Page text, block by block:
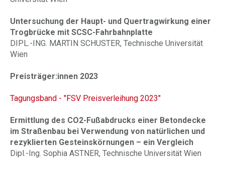
Untersuchung der Haupt- und Quertragwirkung einer
Trogbrücke mit SCSC-Fahrbahnplatte
DIPL.-ING. MARTIN SCHUSTER, Technische Universität
Wien
Preisträger:innen 2023
Tagungsband - "FSV Preisverleihung 2023"
Ermittlung des CO2-Fußabdrucks einer Betondecke
im Straßenbau bei Verwendung von natürlichen und
rezyklierten Gesteinskörnungen – ein Vergleich
Dipl.-Ing. Sophia ASTNER, Technische Universität Wien